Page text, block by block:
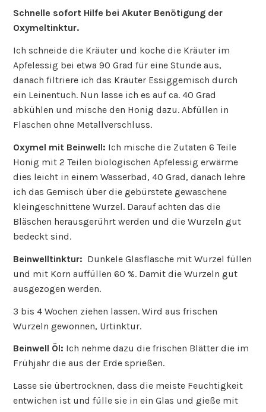
Schnelle sofort Hilfe bei Akuter Benötigung der
Oxymeltinktur.
Ich schneide die Kräuter und koche die Kräuter im
Apfelessig bei etwa 90 Grad für eine Stunde aus,
danach filtriere ich das Kräuter Essiggemisch durch
ein Leinentuch. Nun lasse ich es auf ca. 40 Grad
abkühlen und mische den Honig dazu. Abfüllen in
Flaschen ohne Metallverschluss.
Oxymel mit Beinwell: Ich mische die Zutaten 6 Teile
Honig mit 2 Teilen biologischen Apfelessig erwärme
dies leicht in einem Wasserbad, 40 Grad, danach lehre
ich das Gemisch über die gebürstete gewaschene
kleingeschnittene Wurzel. Darauf achten das die
Bläschen herausgerührt werden und die Wurzeln gut
bedeckt sind.
Beinwelltinktur: Dunkele Glasflasche mit Wurzel füllen
und mit Korn auffüllen 60 %. Damit die Wurzeln gut
ausgezogen werden.
3 bis 4 Wochen ziehen lassen. Wird aus frischen
Wurzeln gewonnen, Urtinktur.
Beinwell Öl: Ich nehme dazu die frischen Blätter die im
Frühjahr die aus der Erde sprießen.
Lasse sie übertrocknen, dass die meiste Feuchtigkeit
entwichen ist und fülle sie in ein Glas und gieße mit